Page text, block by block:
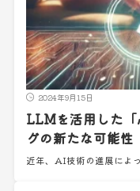
2024年9月15日
LLMを活用した
グの新たな可能性
近年、AI技術の進展によ